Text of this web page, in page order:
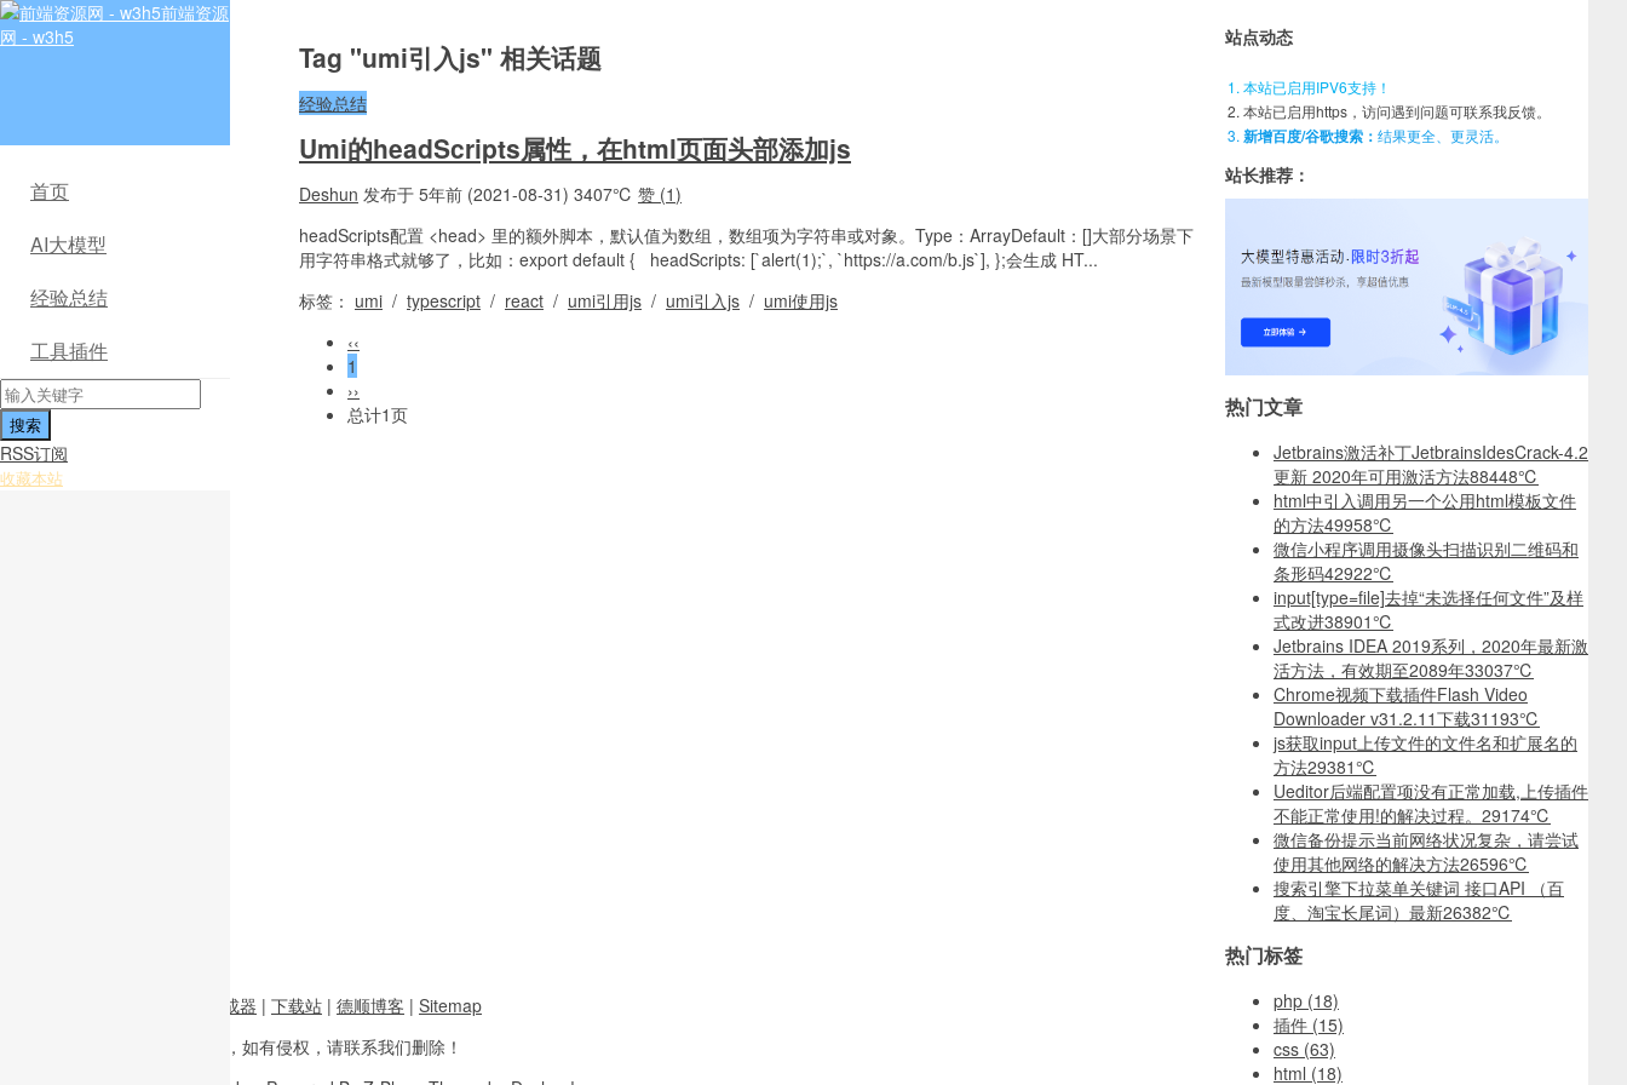
前端资源
网 - w3h5
首页
AI大模型
经验总结
工具插件
RSS订阅
收藏本站
Tag "umi引入js" 相关话题
经验总结
Umi的headScripts属性，在html页面头部添加js
Deshun 发布于 5年前 (2021-08-31) 3407℃ 赞 (1)
headScripts配置 <head> 里的额外脚本，默认值为数组，数组项为字符串或对象。Type：ArrayDefault：[]大部分场景下
用字符串格式就够了，比如：export default { headScripts: [`alert(1);`, `https://a.com/b.js`], };会生成 HT...
标签： umi / typescript / react / umi引用js / umi引入js / umi使用js
‹‹
1
››
总计1页
站点动态
本站已启用IPV6支持！
本站已启用https，访问遇到问题可联系我反馈。
新增百度/谷歌搜索： 结果更全、更灵活。
站长推荐：
热门文章
Jetbrains激活补丁JetbrainsIdesCrack-4.2
更新 2020年可用激活方法88448℃
html中引入调用另一个公用html模板文件
的方法49958℃
微信小程序调用摄像头扫描识别二维码和
条形码42922℃
input[type=file]去掉“未选择任何文件”及样
式改进38901℃
Jetbrains IDEA 2019系列，2020年最新激
活方法，有效期至2089年33037℃
Chrome视频下载插件Flash Video
Downloader v31.2.11下载31193℃
js获取input上传文件的文件名和扩展名的
方法29381℃
Ueditor后端配置项没有正常加载,上传插件
不能正常使用!的解决过程。 29174℃
微信备份提示当前网络状况复杂，请尝试
使用其他网络的解决方法26596℃
搜索引擎下拉菜单关键词 接口API （百
度、淘宝长尾词）最新26382℃
热门标签
php (18)
插件 (15)
css (63)
html (18)
图片二维码生成器 | 下载站 | 德顺博客 | Sitemap
多整理于互联网， 如有侵权，请联系我们删除！